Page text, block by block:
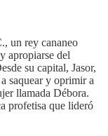
un rey cananeo
apropiarse del
su capital, Jasor,
saquear y oprimir a
llamada Débora.
profetisa que lideró